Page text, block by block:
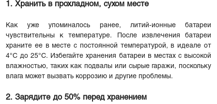
1. Хранить в прохладном, сухом месте
Как уже упоминалось ранее, литий-ионные батареи
чувствительны к температуре. После извлечения батареи
храните ее в месте с постоянной температурой, в идеале от
4°C до 25°C. Избегайте хранения батареи в местах с высокой
влажностью, таких как подвалы или сырые гаражи, поскольку
влага может вызвать коррозию и другие проблемы.
2. Зарядите до 50% перед хранением